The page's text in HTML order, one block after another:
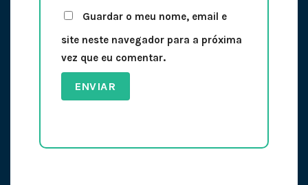
Guardar o meu nome, email e
site neste navegador para a próxima
vez que eu comentar.